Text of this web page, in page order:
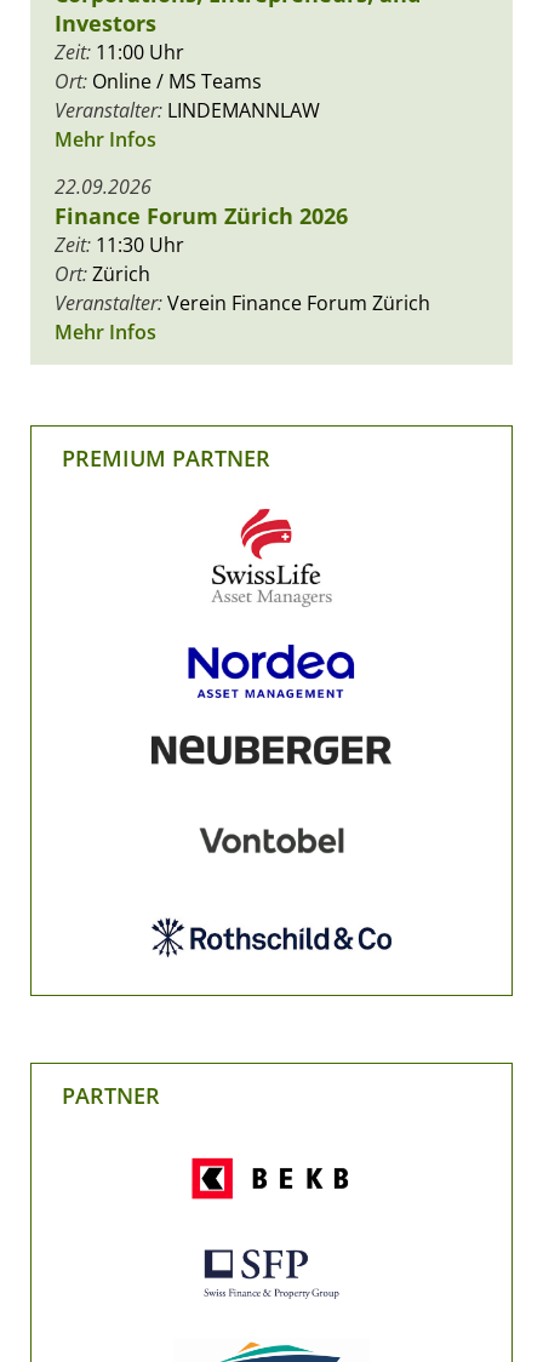
Investors
Zeit: 11:00 Uhr
Ort: Online / MS Teams
Veranstalter: LINDEMANNLAW
Mehr Infos
22.09.2026
Finance Forum Zürich 2026
Zeit: 11:30 Uhr
Ort:Zürich
Veranstalter:Verein Finance Forum Zürich
Mehr Infos
PREMIUM PARTNER
PARTNER